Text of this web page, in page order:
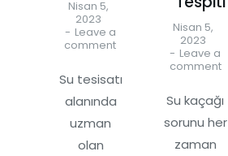
Nisan 5,
2023
Leave a
comment
Su tesisatı
alanında
uzman
olan
Nisan 5,
2023
Leave a
comment
Su kaçağı
sorunu her
zaman